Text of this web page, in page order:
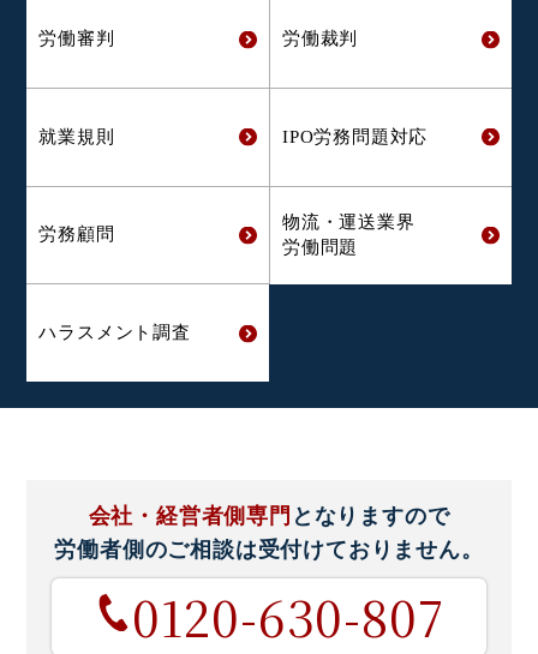
労働審判 労働裁判
就業規則 IPO労務問題対応
労務顧問
物流・運送業界
労働問題
ハラスメント調査
会社・経営者側専門 となりますので
労働者側のご相談は受付けておりません。
0120-630-807